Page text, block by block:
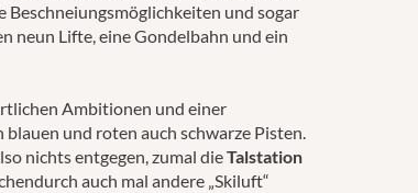
und sogar
neun Lifte, eine Gondelbahn und ein
Ambitionen und einer
und roten auch schwarze Pisten.
nichts entgegen, zumal dieTalstation
auch mal andere „Skiluft“